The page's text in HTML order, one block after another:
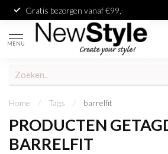
Gratis bezorgen vanaf €99,-
MENU
Home / Tags / barrelfit
PRODUCTEN
BARRELFIT